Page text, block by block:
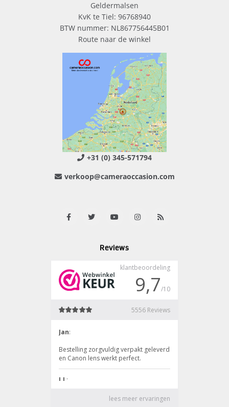
Geldermalsen
KvK te Tiel: 96768940
BTW nummer: NL867756445B01
Route naar de winkel
+31 (0) 345-571794
verkoop@cameraoccasion.com
Reviews